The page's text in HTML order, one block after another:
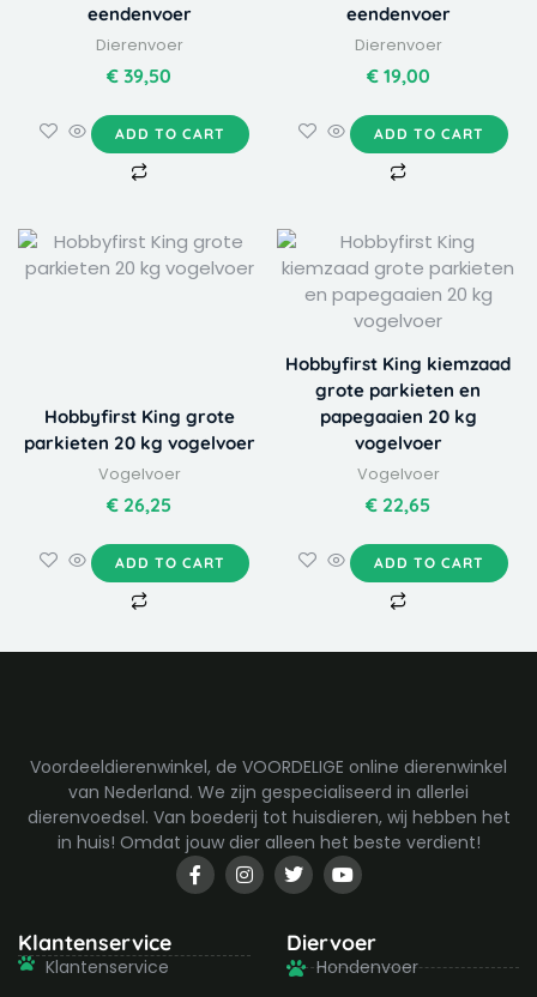
eendenvoer
Dierenvoer
€ 39,50
ADD TO CART
eendenvoer
Dierenvoer
€19,00
ADD TO CART
Hobbyfirst King grote
parkieten 20 kg vogelvoer
Vogelvoer
€ 26,25
ADD TO CART
Hobbyfirst King kiemzaad
grote parkieten en
papegaaien 20 kg
vogelvoer
Vogelvoer
€ 22,65
ADD TO CART
Voordeeldierenwinkel, de VOORDELIGE online dierenwinkel
van Nederland. We zijn gespecialiseerd in allerlei
dierenvoedsel. Van boederij tot huisdieren, wij hebben het
in huis! Omdat jouw dier alleen het beste verdient!
F
a
c
o
I
n
s
g
T
w
i
t
e
r
Y
o
u
u
b
e
Klantenservice
Klantenservice
Diervoer
Hondenvoer